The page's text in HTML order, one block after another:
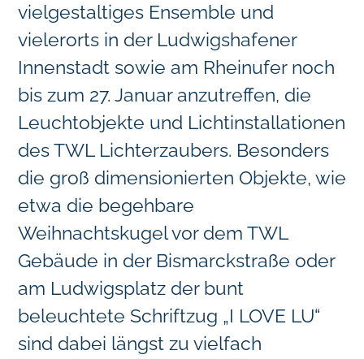
vielgestaltiges Ensemble und
vielerorts in der Ludwigshafener
Innenstadt sowie am Rheinufer noch
bis zum 27. Januar anzutreffen, die
Leuchtobjekte und Lichtinstallationen
des TWL Lichterzaubers. Besonders
die groß dimensionierten Objekte, wie
etwa die begehbare
Weihnachtskugel vor dem TWL
Gebäude in der Bismarckstraße oder
am Ludwigsplatz der bunt
beleuchtete Schriftzug „I LOVE LU“
sind dabei längst zu vielfach